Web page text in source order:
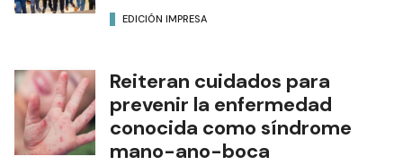
EDICIÓN IMPRESA
Reiteran cuidados para
prevenir la enfermedad
conocida como síndrome
mano-ano-boca